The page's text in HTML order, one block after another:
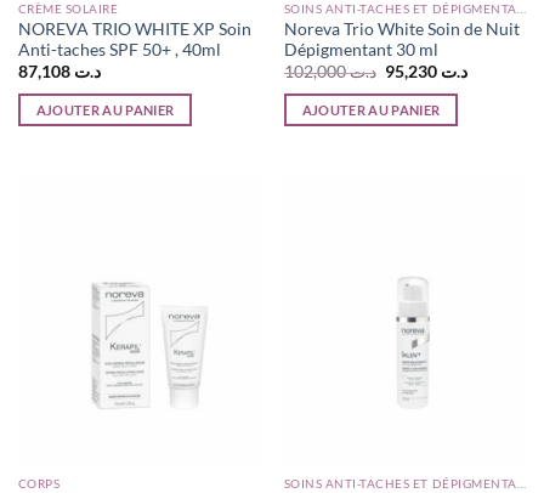
CRÈME SOLAIRE
NOREVA TRIO WHITE XP Soin
Anti-taches SPF 50+ , 40ml
د.ت 87,108
AJOUTER AU PANIER
Noreva Trio White Soin de Nuit
Dépigmentant 30 ml
د.ت102,000
Le
prix
initial
était :
د.ت 95,230
Le
AJOUTER AU PANIER
CORPS